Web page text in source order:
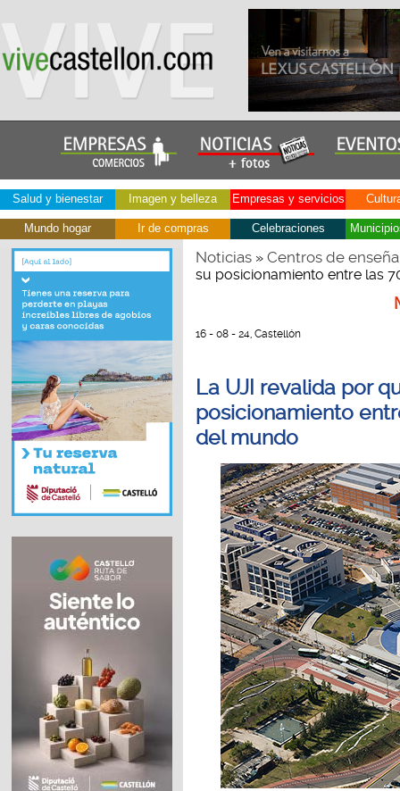
Salud y bienestar Imagen y belleza Empresas y servicios
Mundo hogar Ir de compras Celebraciones
Noticias» Centros de
su posicionamiento entre las
16 - 08 - 24, Castellón
La UJI revalida por
posicionamiento
del mundo